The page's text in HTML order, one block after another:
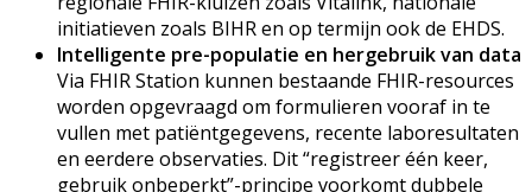
initiatieven zoals BIHR en op termijn ook de EHDS.
Intelligente pre-populatie en hergebruik van data
Via FHIR Station kunnen bestaande FHIR-resources
worden opgevraagd om formulieren vooraf in te
vullen met patiëntgegevens, recente laboresultaten
en eerdere observaties. Dit “registreer één keer,
gebruik onbeperkt”-principe voorkomt dubbele